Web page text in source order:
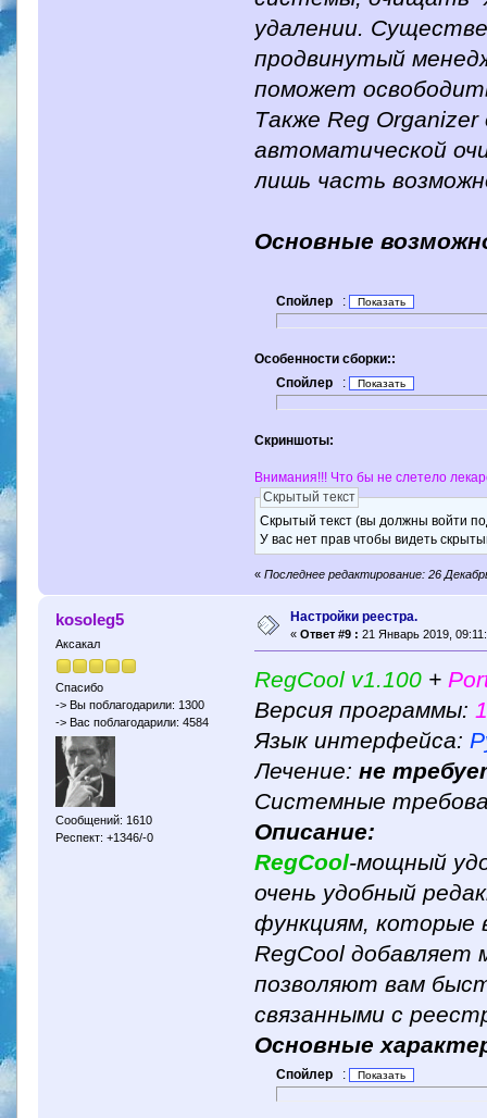
удалении.
продвинутый
поможет
Также Reg
автоматической
лишь часть
Основные
Спойлер :
Особенности сборки::
Спойлер
:
Скриншоты:
Внимания!!! Что бы не слетело
Скрытый текст
Скрытый текст (вы должны войти
У вас нет прав чтобы видеть
«Последнее редактирование: 26
kosoleg5
Аксакал
Спасибо
-> Вы поблагодарили: 1300
-> Вас поблагодарили: 4584
Сообщений: 1610
Респект: +1346/-0
Настройки реестра.
« Ответ #9 : 21 Январь 2019,
RegCool v1.100 +
Версия программы:
Язык интерфейса:
Лечение:не
Системные
Описание:
RegCool-мощный
очень удобный
функциям, которые
RegCool добавляет
позволяют вам
связанными с
Основные
Спойлер :